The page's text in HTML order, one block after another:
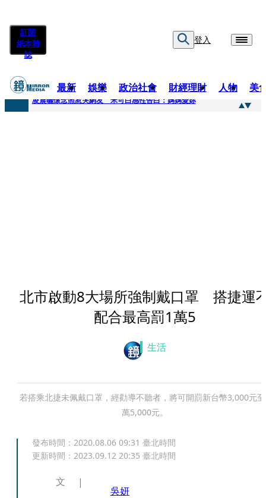
訂閱
紙本雜
誌
登入
最新 娛樂 政治社會 財經理財 人物 美
快訊
凌晨曬懷念照惹哭網友 米可白感性告白：媽媽愛妳
北市啟動8大場所強制戴口罩 搭捷運
配合最高罰1萬5
生活
若搭乘北捷未佩戴口罩，經勸導不聽者，將可開罰新台幣3,000元
萬5,000元。
發布時間： 2020.08.06 09:31 臺北時間
更新時間： 2023.09.12 20:35 臺北時間
文
吳妍